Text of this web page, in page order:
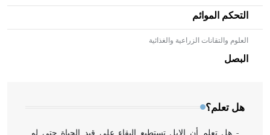
التحكم الموائم
العلوم والتقانات الزراعية والغذائية
البصل
هل تعلم؟
- هل تعلم أن الأبلق نوع من الفنون الهندسية التي ارتبطت
بالعمارة الإسلامية في بلاد الشام ومصر خاصة، حيث يحرص
المعمار على بناء مداميكه وخاصة في الواجهات
- هل تعلم أن الإبل تستطيع البقاء على قيد الحياة حتى لو